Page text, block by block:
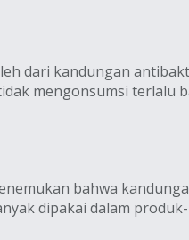
dari kandungan
mengonsumsi terlalu
bahwa
dipakai dalam